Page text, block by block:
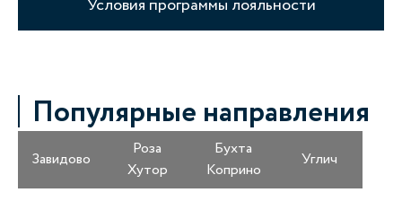
Условия программы лояльности
Популярные направления
Завидово
Роза
Хутор
Бухта
Коприно
Углич